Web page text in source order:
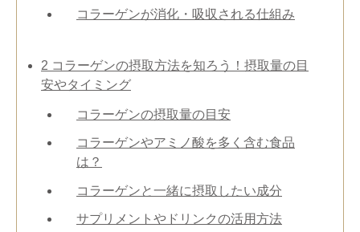
コラーゲンが消化・吸収される仕組み
2 コラーゲンの摂取方法を知ろう！摂取量の目
安やタイミング
コラーゲンの摂取量の目安
コラーゲンやアミノ酸を多く含む食品
は？
コラーゲンと一緒に摂取したい成分
サプリメントやドリンクの活用方法